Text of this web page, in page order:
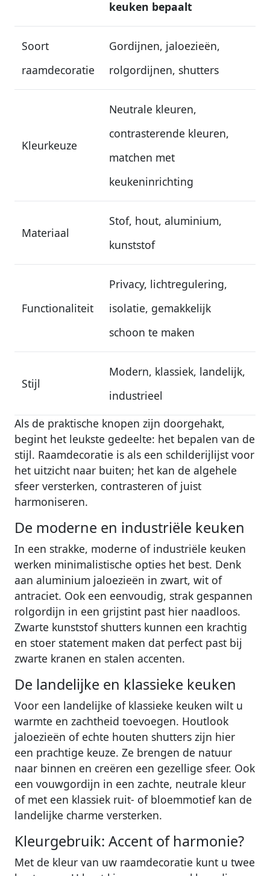
keuken bepaalt
Soort
raamdecoratie
Gordijnen, jaloezieën,
rolgordijnen, shutters
Kleurkeuze
Neutrale kleuren,
contrasterende kleuren,
matchen met
keukeninrichting
Materiaal
Stof, hout, aluminium,
kunststof
Functionaliteit
Privacy, lichtregulering,
isolatie, gemakkelijk
schoon te maken
Stijl
Modern, klassiek, landelijk,
industrieel
Als de praktische knopen zijn doorgehakt,
begint het leukste gedeelte: het bepalen van de
stijl. Raamdecoratie is als een schilderijlijst voor
het uitzicht naar buiten; het kan de algehele
sfeer versterken, contrasteren of juist
harmoniseren.
De moderne en industriële keuken
In een strakke, moderne of industriële keuken
werken minimalistische opties het best. Denk
aan aluminium jaloezieën in zwart, wit of
antraciet. Ook een eenvoudig, strak gespannen
rolgordijn in een grijstint past hier naadloos.
Zwarte kunststof shutters kunnen een krachtig
en stoer statement maken dat perfect past bij
zwarte kranen en stalen accenten.
De landelijke en klassieke keuken
Voor een landelijke of klassieke keuken wilt u
warmte en zachtheid toevoegen. Houtlook
jaloezieën of echte houten shutters zijn hier
een prachtige keuze. Ze brengen de natuur
naar binnen en creëren een gezellige sfeer. Ook
een vouwgordijn in een zachte, neutrale kleur
of met een klassiek ruit- of bloemmotief kan de
landelijke charme versterken.
Kleurgebruik: Accent of harmonie?
Met de kleur van uw raamdecoratie kunt u twee